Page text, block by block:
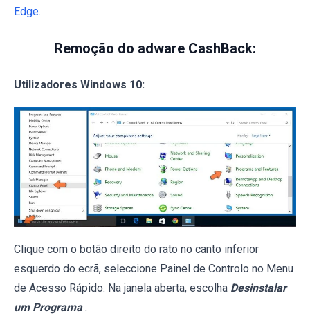
Edge.
Remoção do adware CashBack:
Utilizadores Windows 10:
Clique com o botão direito do rato no canto inferior
esquerdo do ecrã, seleccione Painel de Controlo no Menu
de Acesso Rápido. Na janela aberta, escolha Desinstalar
um Programa .